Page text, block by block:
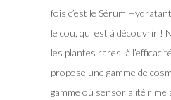
fois c’est le Sérum
le cou, qui est à découvrir !
les plantes rares, à
propose une gamme de
gamme où sensorialité rime